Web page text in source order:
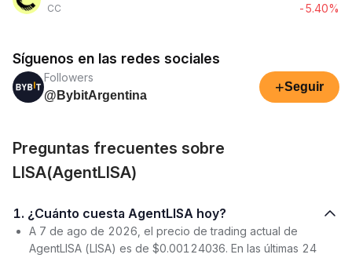
CC
-5.40%
Síguenos en las redes sociales
Followers
@BybitArgentina
+Seguir
Preguntas frecuentes sobre
LISA(AgentLISA)
1. ¿Cuánto cuesta AgentLISA hoy?
A 7 de ago de 2026, el precio de trading actual de
AgentLISA (LISA) es de $0.00124036. En las últimas 24